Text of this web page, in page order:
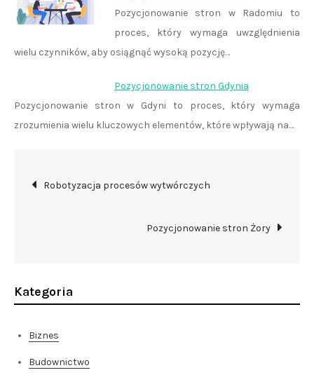
Pozycjonowanie stron w Radomiu to
proces, który wymaga uwzględnienia
wielu czynników, aby osiągnąć wysoką pozycję…
Pozycjonowanie stron Gdynia
Pozycjonowanie stron w Gdyni to proces, który wymaga
zrozumienia wielu kluczowych elementów, które wpływają na…
Nawigacja
Robotyzacja procesów wytwórczych
Pozycjonowanie stron Żory
Kategoria
Biznes
Budownictwo